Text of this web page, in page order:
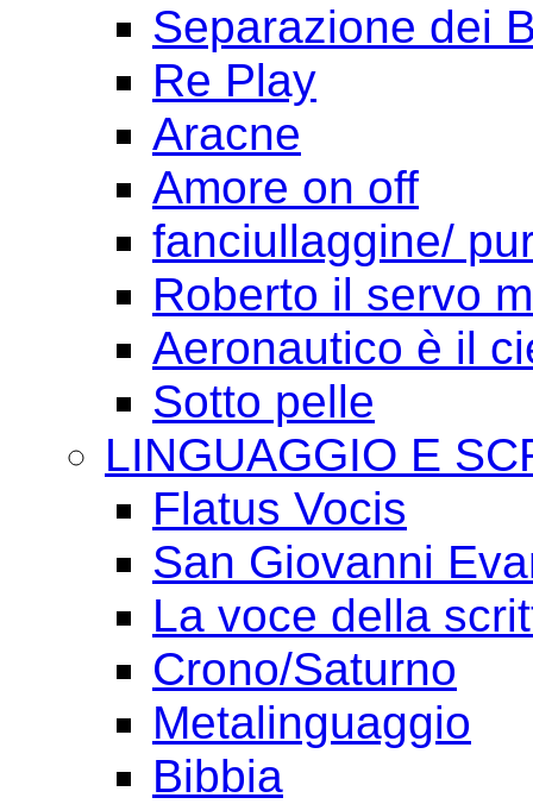
Separazione dei
Re Play
Aracne
Amore on off
fanciullaggine/
Roberto il servo
Aeronautico è il
Sotto pelle
LINGUAGGIO E
Flatus Vocis
San Giovanni
La voce della
Crono/Saturno
Metalinguaggio
Bibbia